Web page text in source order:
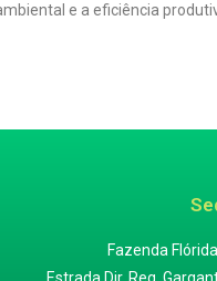
e a eficiência
Fazenda